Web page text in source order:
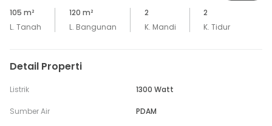
105 m²
L. Tanah
120 m²
L. Bangunan
2
K. Mandi
2
K. Tidur
Detail Properti
Listrik 1300 Watt
Sumber Air PDAM